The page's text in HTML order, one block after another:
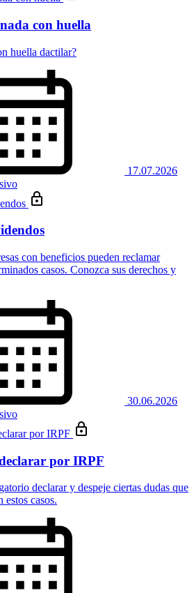
con huella
huella dactilar?
17.07.2026
con beneficios pueden reclamar
casos. Conozca sus derechos y
30.06.2026
por IRPF
declarar y despeje ciertas dudas que
estos casos.